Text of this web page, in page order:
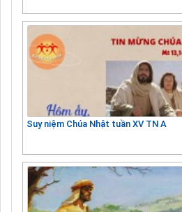
Suy niệm Chúa Nhật tuần XV TN A